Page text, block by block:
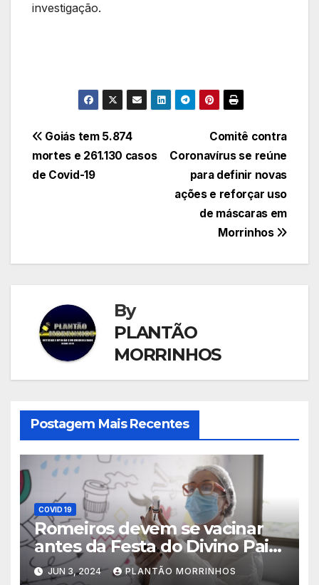
investigação.
Navegação
de
Comitê contra
Coronavírus se reúne
para definir novas
ações e reforçar uso
de máscaras em
Morrinhos
Goiás tem 5.874
mortes e 261.130 casos
de Covid-19
By
PLANTÃO
MORRINHOS
Postagem Mais Recentes
COVID 19
Romeiros devem se vacinar
antes da Festa do Divino Pai
Eterno
JUN 3, 2024 PLANTÃO MORRINHOS